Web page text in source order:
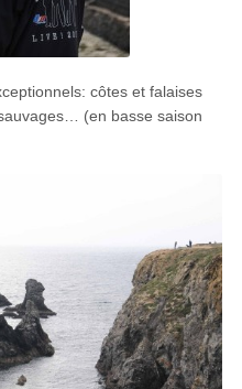
côtes et falaises
(en basse saison